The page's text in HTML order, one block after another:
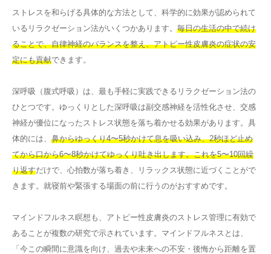
ストレスを和らげる具体的な方法として、科学的に効果が認められて
いるリラクゼーション法がいくつかあります。 毎日の生活の中で続け
ることで、自律神経のバランスを整え、アトピー性皮膚炎の症状の安
定にも貢献できます。
深呼吸（腹式呼吸）は、最も手軽に実践できるリラクゼーション法の
ひとつです。ゆっくりとした深呼吸は副交感神経を活性化させ、交感
神経が優位になったストレス状態を落ち着かせる効果があります。具
体的には、 鼻からゆっくり4〜5秒かけて息を吸い込み、2秒ほど止め
てから口から6〜8秒かけてゆっくり吐き出します。これを5〜10回繰
り返すだけで、心拍数が落ち着き、リラックス状態に近づくことがで
きます。就寝前や緊張する場面の前に行うのがおすすめです。
マインドフルネス瞑想も、アトピー性皮膚炎のストレス管理に有効で
あることが複数の研究で示されています。マインドフルネスとは、
「今この瞬間に意識を向け、過去や未来への不安・後悔から距離を置